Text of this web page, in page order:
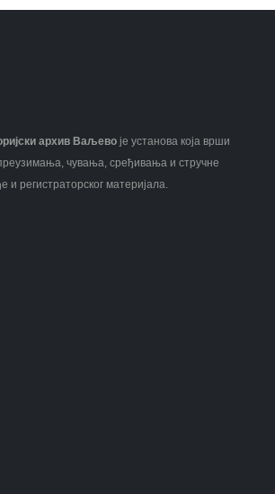
архив Ваљево је установа која врши
чувања, сређивања и стручне
и регистраторског материјала.